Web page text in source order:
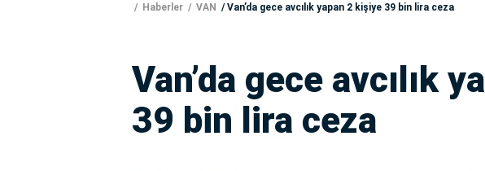
Haberler VAN Van’da gece avcılık yapan 2 kişiye 39 bin lira ceza
Van’da gece avcılık
39 bin lira ceza